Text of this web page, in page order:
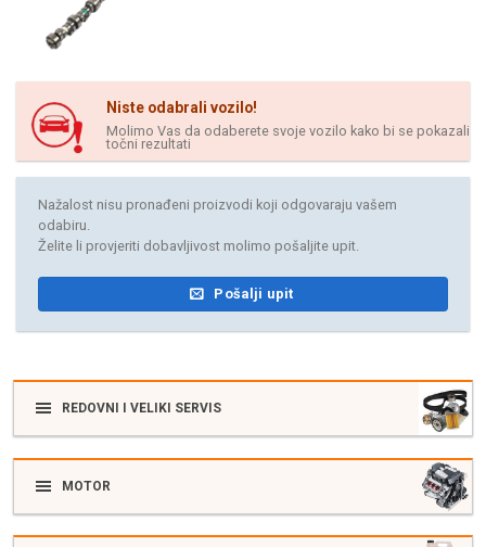
Niste odabrali vozilo!
Molimo Vas da odaberete svoje vozilo kako bi se pokazali
točni rezultati
Nažalost nisu pronađeni proizvodi koji odgovaraju vašem
odabiru.
Želite li provjeriti dobavljivost molimo pošaljite upit.
Pošalji upit
REDOVNI I VELIKI SERVIS
MOTOR